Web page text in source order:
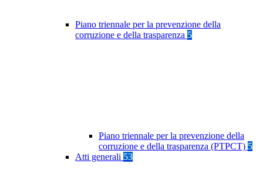
Piano triennale per la prevenzione della
corruzione e della trasparenza 5
Piano triennale per la prevenzione della
corruzione e della trasparenza (PTPCT) 5
Atti generali 53